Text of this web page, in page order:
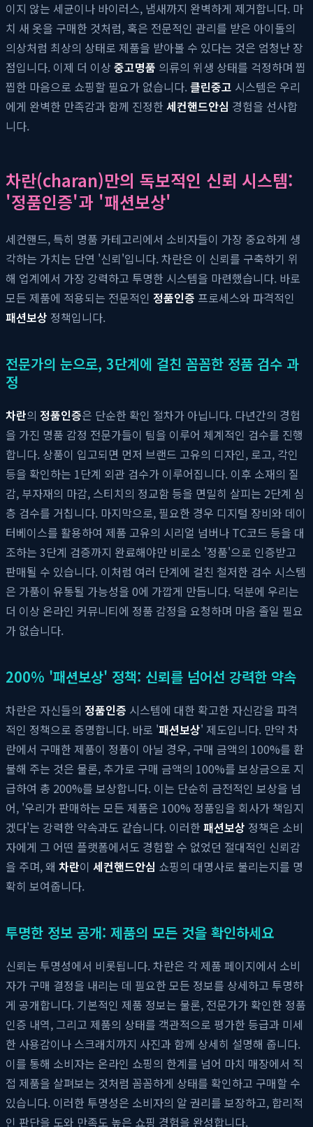
이지 않는 세균이나 바이러스, 냄새까지 완벽하게 제거합니다. 마
치 새 옷을 구매한 것처럼, 혹은 전문적인 관리를 받은 아이돌의
의상처럼 최상의 상태로 제품을 받아볼 수 있다는 것은 엄청난 장
점입니다. 이제 더 이상 중고명품 의류의 위생 상태를 걱정하며 찝
찝한 마음으로 쇼핑할 필요가 없습니다.클린중고 시스템은 우리
에게 완벽한 만족감과 함께 진정한 세컨핸드안심 경험을 선사합
니다.
차란(charan)만의 독보적인 신뢰 시스템:
'정품인증'과 '패션보상'
세컨핸드, 특히 명품 카테고리에서 소비자들이 가장 중요하게 생
각하는 가치는 단연 '신뢰'입니다. 차란은 이 신뢰를 구축하기 위
해 업계에서 가장 강력하고 투명한 시스템을 마련했습니다. 바로
모든 제품에 적용되는 전문적인 정품인증 프로세스와 파격적인
패션보상 정책입니다.
전문가의 눈으로, 3단계에 걸친 꼼꼼한 정품 검수 과
정
차란의 정품인증은 단순한 확인 절차가 아닙니다. 다년간의 경험
을 가진 명품 감정 전문가들이 팀을 이루어 체계적인 검수를 진행
합니다. 상품이 입고되면 먼저 브랜드 고유의 디자인, 로고, 각인
등을 확인하는 1단계 외관 검수가 이루어집니다. 이후 소재의 질
감, 부자재의 마감, 스티치의 정교함 등을 면밀히 살피는 2단계 심
층 검수를 거칩니다. 마지막으로, 필요한 경우 디지털 장비와 데이
터베이스를 활용하여 제품 고유의 시리얼 넘버나 TC코드 등을 대
조하는 3단계 검증까지 완료해야만 비로소 '정품'으로 인증받고
판매될 수 있습니다. 이처럼 여러 단계에 걸친 철저한 검수 시스템
은 가품이 유통될 가능성을 0에 가깝게 만듭니다. 덕분에 우리는
더 이상 온라인 커뮤니티에 정품 감정을 요청하며 마음 졸일 필요
가 없습니다.
200% '패션보상' 정책: 신뢰를 넘어선 강력한 약속
차란은 자신들의 정품인증 시스템에 대한 확고한 자신감을 파격
적인 정책으로 증명합니다. 바로 '패션보상' 제도입니다. 만약 차
란에서 구매한 제품이 정품이 아닐 경우, 구매 금액의 100%를 환
불해 주는 것은 물론, 추가로 구매 금액의 100%를 보상금으로 지
급하여 총 200%를 보상합니다. 이는 단순히 금전적인 보상을 넘
어, '우리가 판매하는 모든 제품은 100% 정품임을 회사가 책임지
겠다'는 강력한 약속과도 같습니다. 이러한 패션보상 정책은 소비
자에게 그 어떤 플랫폼에서도 경험할 수 없었던 절대적인 신뢰감
을 주며, 왜 차란이 세컨핸드안심 쇼핑의 대명사로 불리는지를 명
확히 보여줍니다.
투명한 정보 공개: 제품의 모든 것을 확인하세요
신뢰는 투명성에서 비롯됩니다. 차란은 각 제품 페이지에서 소비
자가 구매 결정을 내리는 데 필요한 모든 정보를 상세하고 투명하
게 공개합니다. 기본적인 제품 정보는 물론, 전문가가 확인한 정품
인증 내역, 그리고 제품의 상태를 객관적으로 평가한 등급과 미세
한 사용감이나 스크래치까지 사진과 함께 상세히 설명해 줍니다.
이를 통해 소비자는 온라인 쇼핑의 한계를 넘어 마치 매장에서 직
접 제품을 살펴보는 것처럼 꼼꼼하게 상태를 확인하고 구매할 수
있습니다. 이러한 투명성은 소비자의 알 권리를 보장하고, 합리적
인 판단을 도와 만족도 높은 쇼핑 경험을 완성합니다.